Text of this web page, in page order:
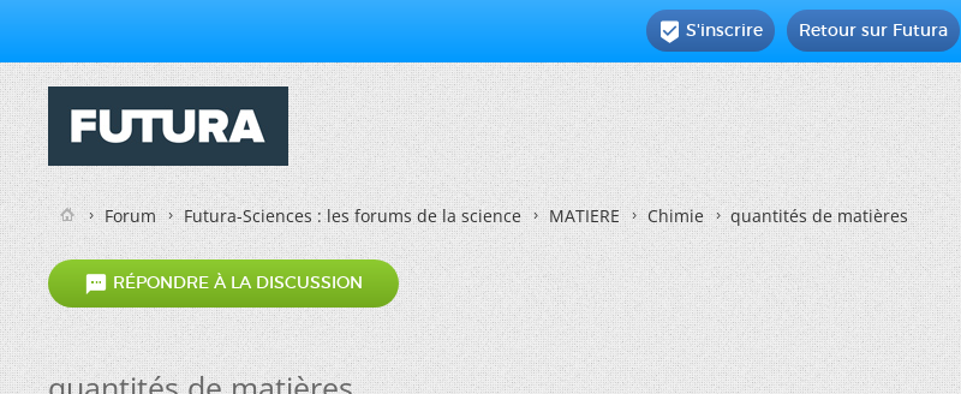
Retour sur Futura
 S'inscrire
Forum Futura-Sciences : les forums de la science MATIERE Chimie quantités de matières
 RÉPONDRE À LA DISCUSSION